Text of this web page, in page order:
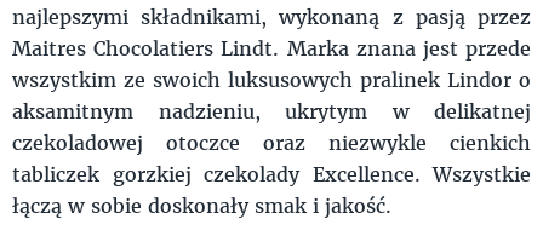
najlepszymi składnikami, wykonaną z pasją przez
Maitres Chocolatiers Lindt. Marka znana jest przede
wszystkim ze swoich luksusowych pralinek Lindor o
aksamitnym nadzieniu, ukrytym w delikatnej
czekoladowej otoczce oraz niezwykle cienkich
tabliczek gorzkiej czekolady Excellence. Wszystkie
łączą w sobie doskonały smak i jakość.